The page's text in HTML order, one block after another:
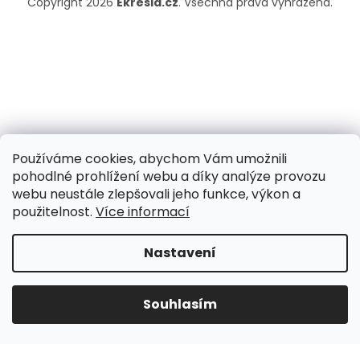
Používáme cookies, abychom Vám umožnili
pohodlné prohlížení webu a díky analýze provozu
webu neustále zlepšovali jeho funkce, výkon a
použitelnost. Více informací
Nastavení
Souhlasím